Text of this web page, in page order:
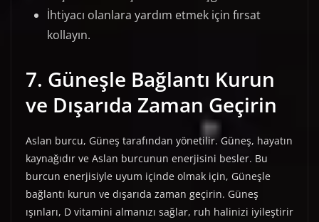
İhtiyacı olanlara yardım etmek için fırsat
kollayın.
7. Güneşle Bağlantı Kurun
ve Dışarıda Zaman Geçirin
Aslan burcu, Güneş tarafından yönetilir. Güneş, hayatın
kaynağıdır ve Aslan burcunun enerjisini besler. Bu
burcun enerjisiyle uyum içinde olmak için, Güneşle
bağlantı kurun ve dışarıda zaman geçirin. Güneş
ışınları, D vitamini almanızı sağlar, ruh halinizi iyileştirir